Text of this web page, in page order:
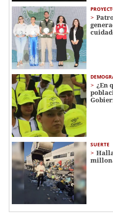
¿En
SUERTE